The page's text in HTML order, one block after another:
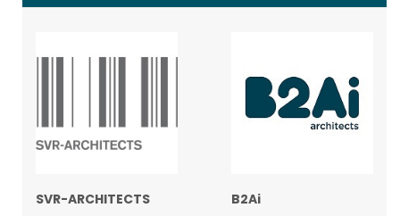
SVR-ARCHITECTS B2Ai